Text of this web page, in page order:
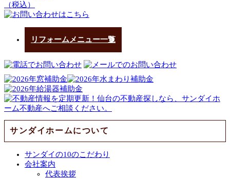
（税込）
リフォームメニュー一覧
サンダイホームについて
サンダイの10のこだわり
会社案内
代表挨拶